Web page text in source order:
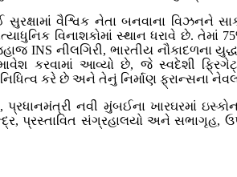
વૈશ્વિક નેતા બનવાના વિઝનને
વિનાશકોમાં સ્થાન ધરાવે છે.
INS નીલગિરી, ભારતીય નૌકાદળના
કરવામાં આવ્યો છે, જે સ્વદેશી
કરે છે અને તેનું નિર્માણ ફ્રાન્સના
નવી મુંબઈના ખારઘરમાં
સંગ્રહાલયો અને સભાગૃહ,